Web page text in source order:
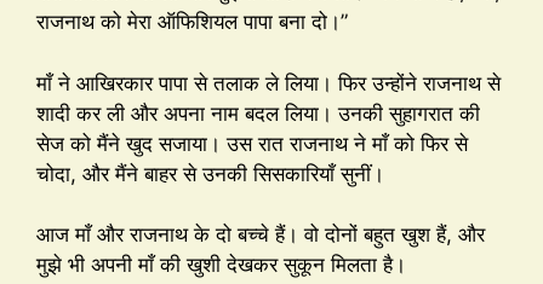
राजनाथ को मेरा ऑफिशियल पापा बना दो।”
माँ ने आखिरकार पापा से तलाक ले लिया। फिर उन्होंने राजनाथ से
शादी कर ली और अपना नाम बदल लिया। उनकी सुहागरात की
सेज को मैंने खुद सजाया। उस रात राजनाथ ने माँ को फिर से
चोदा, और मैंने बाहर से उनकी सिसकारियाँ सुनीं।
आज माँ और राजनाथ के दो बच्चे हैं। वो दोनों बहुत खुश हैं, और
मुझे भी अपनी माँ की खुशी देखकर सुकून मिलता है।